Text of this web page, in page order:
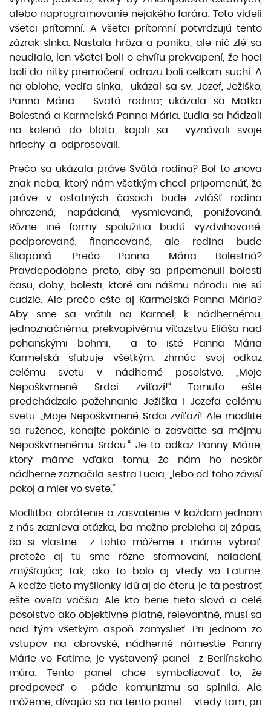
alebo naprogramovanie nejakého farára. Toto videli
všetci prítomní. A všetci prítomní potvrdzujú tento
zázrak slnka. Nastala hrôza a panika, ale nič zlé sa
neudialo, len všetci boli o chvíľu prekvapení, že hoci
boli do nitky premočení, odrazu boli celkom suchí. A
na oblohe, vedľa slnka, ukázal sa sv. Jozef, Ježiško,
Panna Mária - Svätá rodina; ukázala sa Matka
Bolestná a Karmelská Panna Mária. Ľudia sa hádzali
na kolená do blata, kajali sa, vyznávali svoje
hriechy a odprosovali.
Prečo sa ukázala práve Svätá rodina? Bol to znova
znak neba, ktorý nám všetkým chcel pripomenúť, že
práve v ostatných časoch bude zvlášť rodina
ohrozená, napádaná, vysmievaná, ponižovaná.
Rôzne iné formy spolužitia budú vyzdvihované,
podporované, financované, ale rodina bude
šliapaná. Prečo Panna Mária Bolestná?
Pravdepodobne preto, aby sa pripomenuli bolesti
času, doby; bolesti, ktoré ani nášmu národu nie sú
cudzie. Ale prečo ešte aj Karmelská Panna Mária?
Aby sme sa vrátili na Karmel, k nádhernému,
jednoznačnému, prekvapivému víťazstvu Eliáša nad
pohanskými bohmi; a to isté Panna Mária
Karmelská sľubuje všetkým, zhrnúc svoj odkaz
celému svetu v nádherné posolstvo: „Moje
Nepoškvrnené Srdci zvíťazí!“ Tomuto ešte
predchádzalo požehnanie Ježiška i Jozefa celému
svetu. „Moje Nepoškvrnené Srdci zvíťazí! Ale modlite
sa ruženec, konajte pokánie a zasväťte sa môjmu
Nepoškvrnenému Srdcu.“ Je to odkaz Panny Márie,
ktorý máme vďaka tomu, že nám ho neskôr
nádherne zaznačila sestra Lucia; „lebo od toho závisí
pokoj a mier vo svete.“
Modlitba, obrátenie a zasvätenie. V každom jednom
z nás zaznieva otázka, ba možno prebieha aj zápas,
čo si vlastne z tohto môžeme i máme vybrať,
pretože aj tu sme rôzne sformovaní, naladení,
zmýšľajúci; tak, ako to bolo aj vtedy vo Fatime.
A keďže tieto myšlienky idú aj do éteru, je tá pestrosť
ešte oveľa väčšia. Ale kto berie tieto slová a celé
posolstvo ako objektívne platné, relevantné, musí sa
nad tým všetkým aspoň zamyslieť. Pri jednom zo
vstupov na obrovské, nádherné námestie Panny
Márie vo Fatime, je vystavený panel z Berlínskeho
múra. Tento panel chce symbolizovať to, že
predpoveď o páde komunizmu sa splnila. Ale
môžeme, dívajúc sa na tento panel – vtedy tam, pri